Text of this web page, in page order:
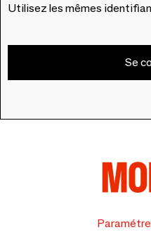
Utilisez les mêmes
Se